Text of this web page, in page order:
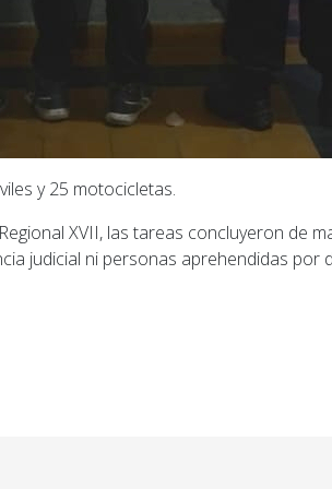
y 25 motocicletas.
XVII, las tareas concluyeron de
judicial ni personas aprehendidas por
marcha en San Lorenzo al